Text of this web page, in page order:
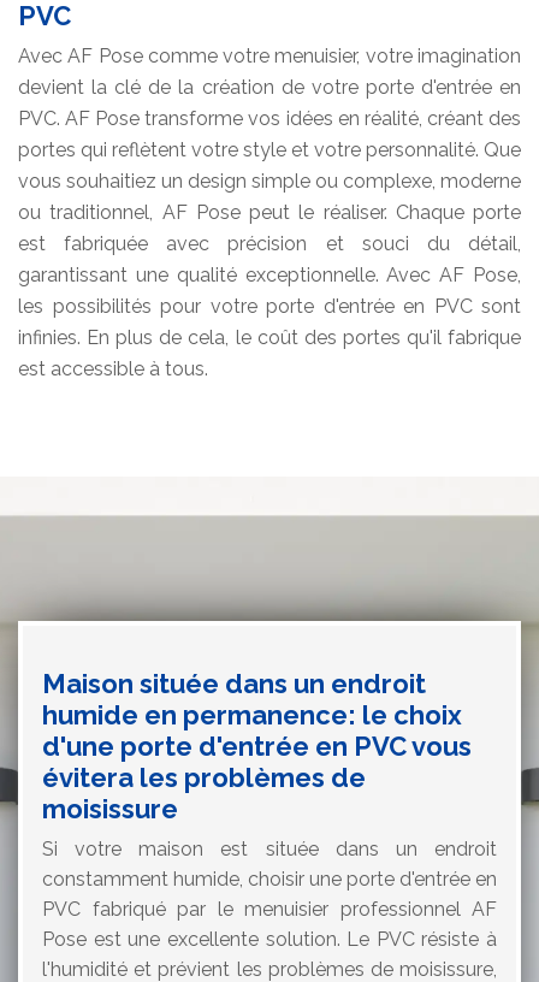
PVC
Avec AF Pose comme votre menuisier, votre imagination
devient la clé de la création de votre porte d'entrée en
PVC. AF Pose transforme vos idées en réalité, créant des
portes qui reflètent votre style et votre personnalité. Que
vous souhaitiez un design simple ou complexe, moderne
ou traditionnel, AF Pose peut le réaliser. Chaque porte
est fabriquée avec précision et souci du détail,
garantissant une qualité exceptionnelle. Avec AF Pose,
les possibilités pour votre porte d'entrée en PVC sont
infinies. En plus de cela, le coût des portes qu'il fabrique
est accessible à tous.
Maison située dans un endroit
humide en permanence: le choix
d'une porte d'entrée en PVC vous
évitera les problèmes de
moisissure
Si votre maison est située dans un endroit
constamment humide, choisir une porte d'entrée en
PVC fabriqué par le menuisier professionnel AF
Pose est une excellente solution. Le PVC résiste à
l'humidité et prévient les problèmes de moisissure,